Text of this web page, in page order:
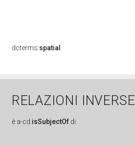
dcterms:spatial
RELAZIONI INVERSE
è a-cd:isSubjectOf di